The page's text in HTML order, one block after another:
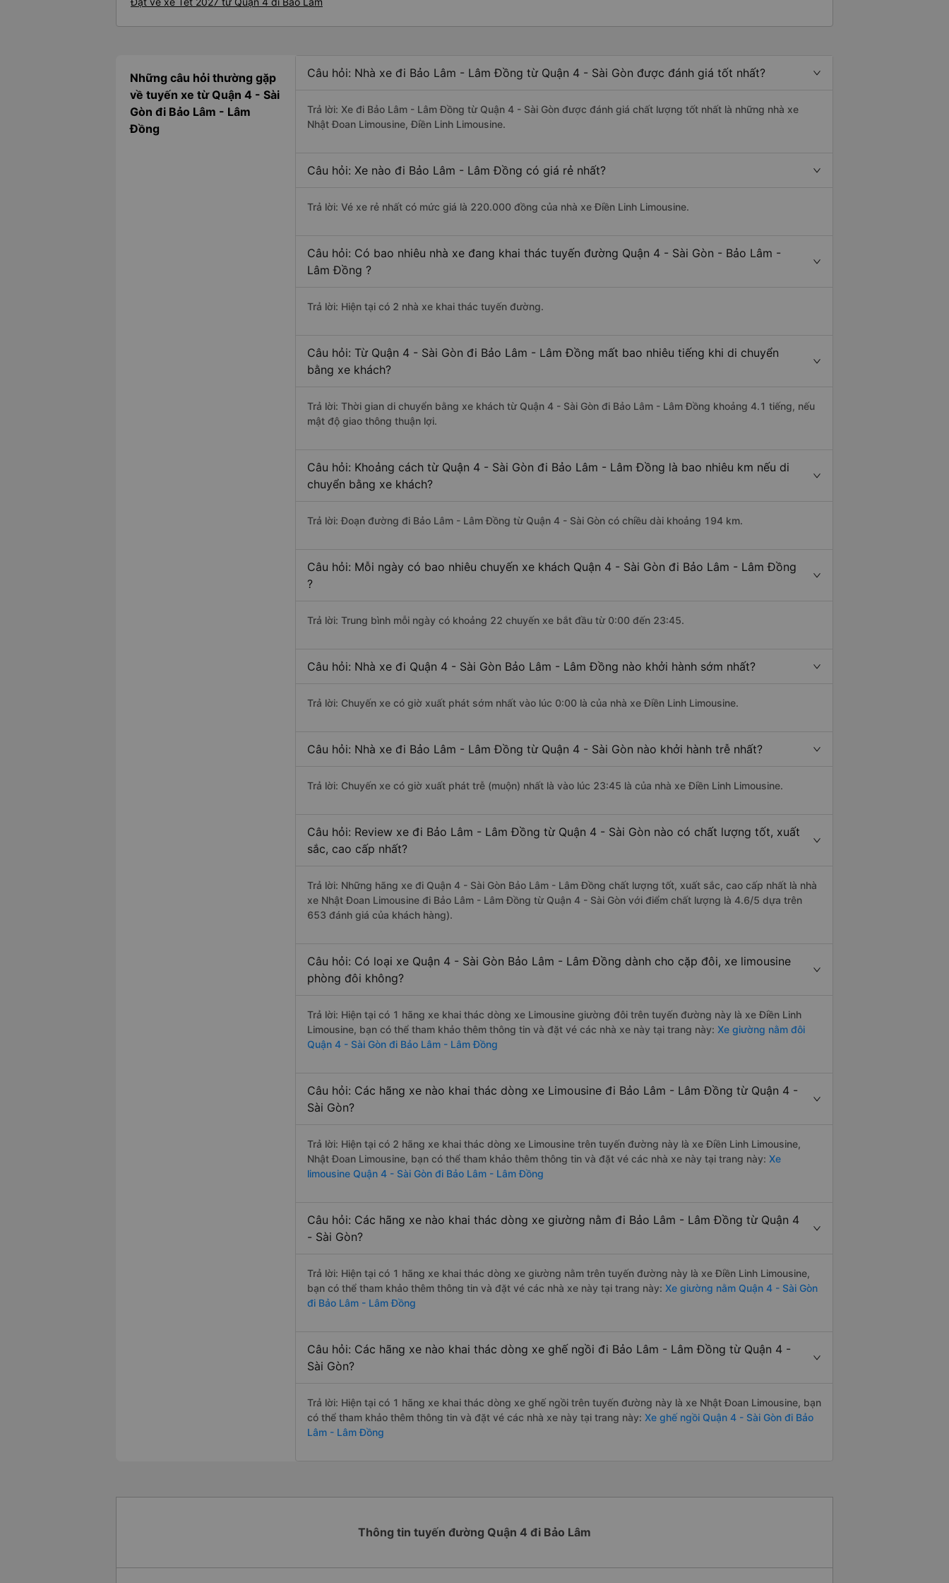
Những câu hỏi thường gặp
về tuyến xe từ Quận 4 - Sài
Gòn đi Bảo Lâm - Lâm
Đồng
Câu hỏi: Nhà xe đi Bảo Lâm - Lâm Đồng từ Quận 4 - Sài Gòn được đánh giá tốt nhất?
Trả lời: Xe đi Bảo Lâm - Lâm Đồng từ Quận 4 - Sài Gòn được đánh giá chất lượng tốt nhất là những nhà xe
Nhật Đoan Limousine, Điền Linh Limousine.
Câu hỏi: Xe nào đi Bảo Lâm - Lâm Đồng có giá rẻ nhất?
Trả lời: Vé xe rẻ nhất có mức giá là 220.000 đồng của nhà xe Điền Linh Limousine.
Câu hỏi: Có bao nhiêu nhà xe đang khai thác tuyến đường Quận 4 - Sài Gòn - Bảo Lâm -
Lâm Đồng ?
Trả lời: Hiện tại có 2 nhà xe khai thác tuyến đường.
Câu hỏi: Từ Quận 4 - Sài Gòn đi Bảo Lâm - Lâm Đồng mất bao nhiêu tiếng khi di chuyển
bằng xe khách?
Trả lời: Thời gian di chuyển bằng xe khách từ Quận 4 - Sài Gòn đi Bảo Lâm - Lâm Đồng khoảng 4.1 tiếng, nếu
mật độ giao thông thuận lợi.
Câu hỏi: Khoảng cách từ Quận 4 - Sài Gòn đi Bảo Lâm - Lâm Đồng là bao nhiêu km nếu di
chuyển bằng xe khách?
Trả lời: Đoạn đường đi Bảo Lâm - Lâm Đồng từ Quận 4 - Sài Gòn có chiều dài khoảng 194 km.
Câu hỏi: Mỗi ngày có bao nhiêu chuyến xe khách Quận 4 - Sài Gòn đi Bảo Lâm - Lâm Đồng
?
Trả lời: Trung bình mỗi ngày có khoảng 22 chuyến xe bắt đầu từ 0:00 đến 23:45.
Câu hỏi: Nhà xe đi Quận 4 - Sài Gòn Bảo Lâm - Lâm Đồng nào khởi hành sớm nhất?
Trả lời: Chuyến xe có giờ xuất phát sớm nhất vào lúc 0:00 là của nhà xe Điền Linh Limousine.
Câu hỏi: Nhà xe đi Bảo Lâm - Lâm Đồng từ Quận 4 - Sài Gòn nào khởi hành trễ nhất?
Trả lời: Chuyến xe có giờ xuất phát trễ (muộn) nhất là vào lúc 23:45 là của nhà xe Điền Linh Limousine.
Câu hỏi: Review xe đi Bảo Lâm - Lâm Đồng từ Quận 4 - Sài Gòn nào có chất lượng tốt, xuất
sắc, cao cấp nhất?
Trả lời: Những hãng xe đi Quận 4 - Sài Gòn Bảo Lâm - Lâm Đồng chất lượng tốt, xuất sắc, cao cấp nhất là nhà
xe Nhật Đoan Limousine đi Bảo Lâm - Lâm Đồng từ Quận 4 - Sài Gòn với điểm chất lượng là 4.6/5 dựa trên
653 đánh giá của khách hàng).
Câu hỏi: Có loại xe Quận 4 - Sài Gòn Bảo Lâm - Lâm Đồng dành cho cặp đôi, xe limousine
phòng đôi không?
Trả lời: Hiện tại có 1 hãng xe khai thác dòng xe Limousine giường đôi trên tuyến đường này là xe Điền Linh
Limousine, bạn có thể tham khảo thêm thông tin và đặt vé các nhà xe này tại trang này: Xe giường nằm đôi
Quận 4 - Sài Gòn đi Bảo Lâm - Lâm Đồng
Câu hỏi: Các hãng xe nào khai thác dòng xe Limousine đi Bảo Lâm - Lâm Đồng từ Quận 4 -
Sài Gòn?
Trả lời: Hiện tại có 2 hãng xe khai thác dòng xe Limousine trên tuyến đường này là xe Điền Linh Limousine,
Nhật Đoan Limousine, bạn có thể tham khảo thêm thông tin và đặt vé các nhà xe này tại trang này: Xe
limousine Quận 4 - Sài Gòn đi Bảo Lâm - Lâm Đồng
Câu hỏi: Các hãng xe nào khai thác dòng xe giường nằm đi Bảo Lâm - Lâm Đồng từ Quận 4
- Sài Gòn?
Trả lời: Hiện tại có 1 hãng xe khai thác dòng xe giường nằm trên tuyến đường này là xe Điền Linh Limousine,
bạn có thể tham khảo thêm thông tin và đặt vé các nhà xe này tại trang này: Xe giường nằm Quận 4 - Sài Gòn
đi Bảo Lâm - Lâm Đồng
Câu hỏi: Các hãng xe nào khai thác dòng xe ghế ngồi đi Bảo Lâm - Lâm Đồng từ Quận 4 -
Sài Gòn?
Trả lời: Hiện tại có 1 hãng xe khai thác dòng xe ghế ngồi trên tuyến đường này là xe Nhật Đoan Limousine, bạn
có thể tham khảo thêm thông tin và đặt vé các nhà xe này tại trang này: Xe ghế ngồi Quận 4 - Sài Gòn đi Bảo
Lâm - Lâm Đồng
Thông tin tuyến đường Quận 4 đi Bảo Lâm